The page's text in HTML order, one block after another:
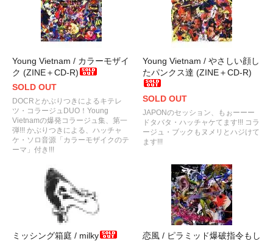
Young Vietnam / カラーモザイ
ク (ZINE＋CD-R)
SOLD OUT
DOCRとかぶりつきによるキテレ
ツ・コラージュDUO！Young
Vietnamの爆発コラージュ集、第一
弾!!! かぶりつきによる、ハッチャ
ケ・ソロ音源「カラーモザイクのテ
ーマ」付き!!!
Young Vietnam / やさしい顔し
たパンクス達 (ZINE＋CD-R)
SOLD OUT
JAPONのセッション、もぉーーー
ドタバタ・ハッチャケてます!!! コラ
ージュ・ブックもヌメリとハジけて
ます!!!
ミッシング箱庭 / milky
恋風 / ピラミッド爆破指令もし